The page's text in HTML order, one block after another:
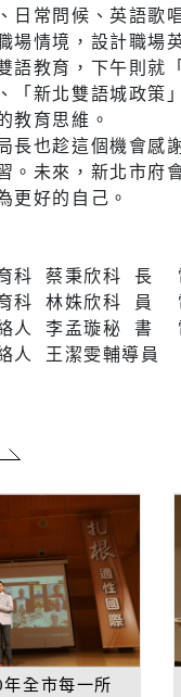
日常問候、英語歌
場情境，設計職場
語教育，下午則就
「新北雙語城政策
教育思維。
長也趁這個機會感
。未來，新北市府
更好的自己。
科 蔡秉欣科 長
科 林姝欣科 員
人 李孟璇秘 書
人 王潔雯輔導員
全市每一所